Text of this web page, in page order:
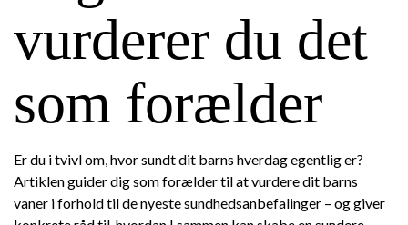
vurderer du det
som forælder
Er du i tvivl om, hvor sundt dit barns hverdag egentlig er?
Artiklen guider dig som forælder til at vurdere dit barns
vaner i forhold til de nyeste sundhedsanbefalinger – og giver